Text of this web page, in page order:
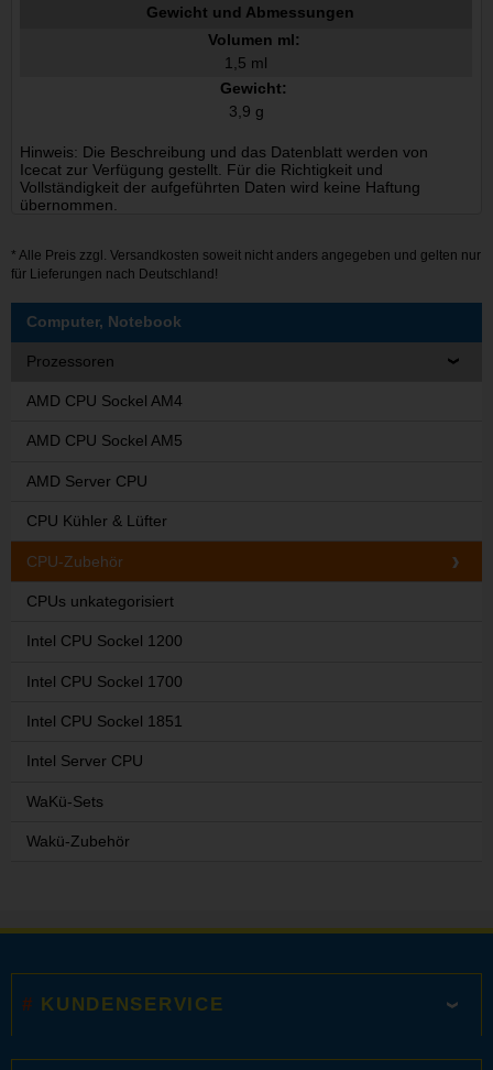
Gewicht und Abmessungen
Volumen ml:
1,5 ml
Gewicht:
3,9 g
Hinweis: Die Beschreibung und das Datenblatt werden von
Icecat zur Verfügung gestellt. Für die Richtigkeit und
Vollständigkeit der aufgeführten Daten wird keine Haftung
übernommen.
* Alle Preis zzgl. Versandkosten soweit nicht anders angegeben und gelten nur
für Lieferungen nach Deutschland!
Computer, Notebook
Prozessoren
AMD CPU Sockel AM4
AMD CPU Sockel AM5
AMD Server CPU
CPU Kühler & Lüfter
CPU-Zubehör
CPUs unkategorisiert
Intel CPU Sockel 1200
Intel CPU Sockel 1700
Intel CPU Sockel 1851
Intel Server CPU
WaKü-Sets
Wakü-Zubehör
KUNDENSERVICE